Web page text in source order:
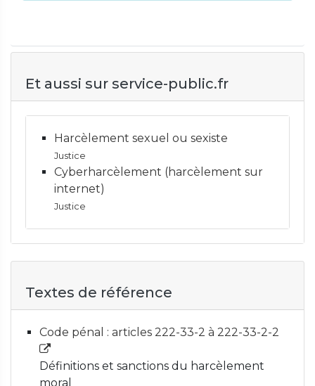
Et aussi sur service-public.fr
Harcèlement sexuel ou sexiste
Justice
Cyberharcèlement (harcèlement sur
internet)
Justice
Textes de référence
Code pénal : articles 222-33-2 à 222-33-2-2
Définitions et sanctions du harcèlement
moral